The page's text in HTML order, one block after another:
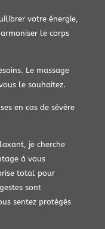
votre énergie,
le corps
Le massage
le souhaitez.
en cas de sévère
je cherche
à vous
total pour
sont
sentez protégés